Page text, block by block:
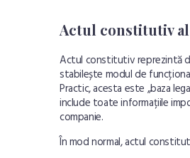
Actul constitutiv
Actul constitutiv reprezintă
stabilește modul de
Practic, acesta este „baza
include toate informațiile
companie.
În mod normal, actul